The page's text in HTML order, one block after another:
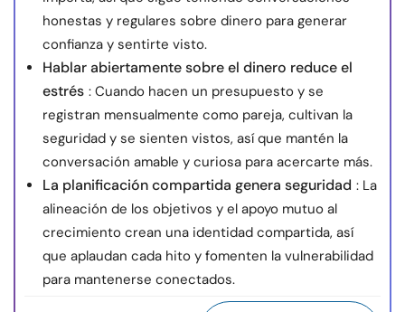
honestas y regulares sobre dinero para generar
confianza y sentirte visto.
Hablar abiertamente sobre el dinero reduce el
estrés : Cuando hacen un presupuesto y se
registran mensualmente como pareja, cultivan la
seguridad y se sienten vistos, así que mantén la
conversación amable y curiosa para acercarte más.
La planificación compartida genera seguridad : La
alineación de los objetivos y el apoyo mutuo al
crecimiento crean una identidad compartida, así
que aplaudan cada hito y fomenten la vulnerabilidad
para mantenerse conectados.